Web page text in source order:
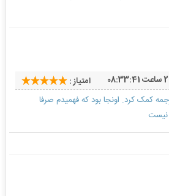
امتیاز :
کمک کرد. اونجا بود که فهمیدم صرفا
نیست